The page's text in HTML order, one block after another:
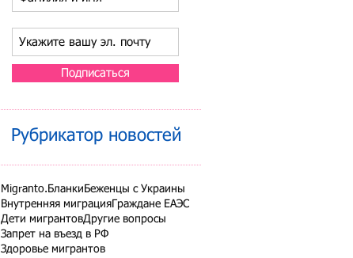
Подписаться
Рубрикатор новостей
Migranto.Бланки Беженцы с Украины
Внутренняя миграция Граждане ЕАЭС
Дети мигрантовДругие вопросы
Запрет на въезд в РФ
Здоровье мигрантов